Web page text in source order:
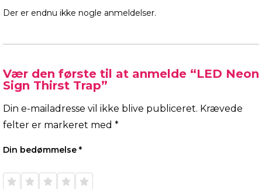
Der er endnu ikke nogle anmeldelser.
Vær den første til at anmelde “LED Neon
Sign Thirst Trap”
Din e-mailadresse vil ikke blive publiceret. Krævede
felter er markeret med *
Din bedømmelse *